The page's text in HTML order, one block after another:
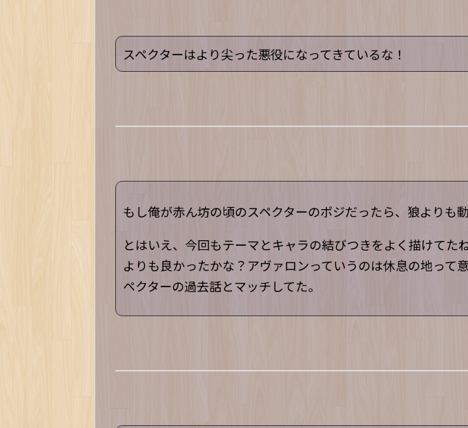
スペクターはより尖った悪役になってきているな！
もし俺が赤ん坊の頃のスペクターのポジだったら、狼よりも
とはいえ、今回もテーマとキャラの結びつきをよく描けてた
よりも良かったかな？アヴァロンっていうのは休息の地って
ペクターの過去話とマッチしてた。